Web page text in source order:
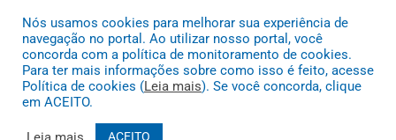
atendidas.
Conheça oPNTPe oRadar da Transparência Pública
Nós usamos cookies para melhorar sua experiência de
navegação no portal. Ao utilizar nosso portal, você
concorda com a política de monitoramento de cookies.
Para ter mais informações sobre como isso é feito, acesse
Política de cookies (Leia mais). Se você concorda, clique
em ACEITO.
ACEITO